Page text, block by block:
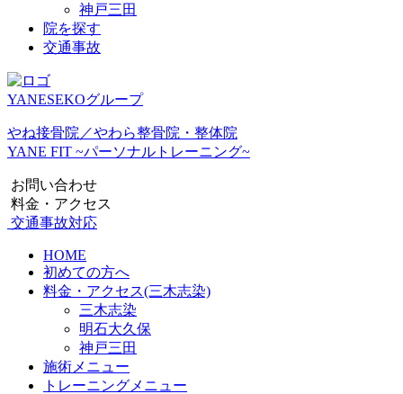
神戸三田
院を探す
交通事故
YANESEKOグループ
やね接骨院／やわら整骨院・整体院
YANE FIT ~パーソナルトレーニング~
お問い合わせ
料金・アクセス
交通事故対応
HOME
初めての方へ
料金・アクセス(三木志染)
三木志染
明石大久保
神戸三田
施術メニュー
トレーニングメニュー